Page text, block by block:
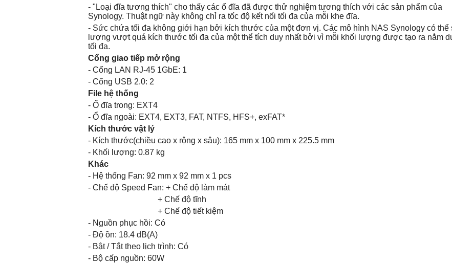
- "Loại đĩa tương thích" cho thấy các ổ đĩa đã được thử nghiệm tương thích với các sản phẩm của
Synology. Thuật ngữ này không chỉ ra tốc độ kết nối tối đa của mỗi khe đĩa.
- Sức chứa tối đa không giới hạn bởi kích thước của một đơn vị. Các mô hình NAS Synology có thể
lượng vượt quá kích thước tối đa của một thể tích duy nhất bởi vì mỗi khối lượng được tạo ra nằm
tối đa.
Cổng giao tiếp mở rộng
- Cổng LAN RJ-45 1GbE: 1
- Cổng USB 2.0: 2
File hệ thống
- Ổ đĩa trong: EXT4
- Ổ đĩa ngoài: EXT4, EXT3, FAT, NTFS, HFS+, exFAT*
Kích thước vật lý
- Kích thước(chiều cao x rộng x sâu): 165 mm x 100 mm x 225.5 mm
- Khối lượng: 0.87 kg
Khác
- Hệ thống Fan: 92 mm x 92 mm x 1 pcs
- Chế độ Speed ​​Fan: + Chế độ làm mát
+ Chế độ tĩnh
+ Chế độ tiết kiệm
- Nguồn phục hồi: Có
- Độ ồn: 18.4 dB(A)
- Bật / Tắt theo lịch trình: Có
- Bộ cấp nguồn: 60W